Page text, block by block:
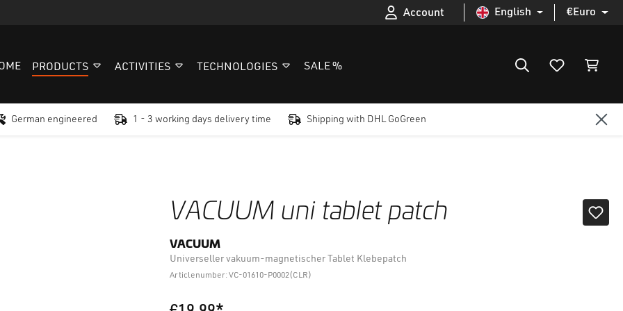
Account English €Euro
PRODUCTS ACTIVITIES TECHNOLOGIES SALE %
German engineered 1 - 3 working days delivery time Shipping with DHL GoGreen
VACUUM uni tablet patch
VACUUM
Universeller vakuum-magnetischer Tablet Klebepatch
Articlenumber: VC-01610-P0002(CLR)